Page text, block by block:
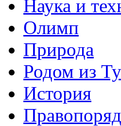
Наука и
Олимп
Природа
Родом из
История